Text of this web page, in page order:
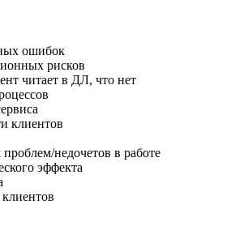
ошибок
рисков
читает в ДЛ, что нет
клиентов
недочетов в работе
эффекта